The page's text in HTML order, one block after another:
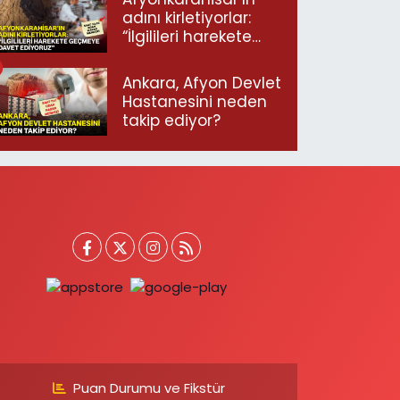
adını kirletiyorlar:
“İlgilileri harekete
ediyoruz”
Ankara, Afyon Devlet
Hastanesini neden
takip ediyor?
Puan Durumu ve Fikstür